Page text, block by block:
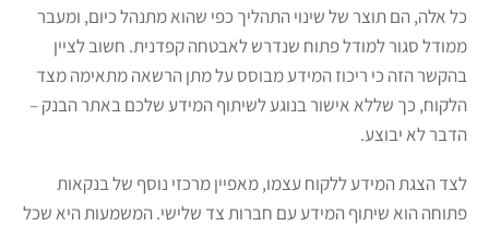
כל אלה, הם תוצר של שינוי התהליך כפי שהוא מתנהל כיום, ומעבר
ממודל סגור למודל פתוח שנדרש לאבטחה קפדנית. חשוב לציין
בהקשר הזה כי ריכוז המידע מבוסס על מתן הרשאה מתאימה מצד
הלקוח, כך שללא אישור בנוגע לשיתוף המידע שלכם באתר הבנק –
הדבר לא יבוצע.
לצד הצגת המידע ללקוח עצמו, מאפיין מרכזי נוסף של בנקאות
פתוחה הוא שיתוף המידע עם חברות צד שלישי. המשמעות היא שכל